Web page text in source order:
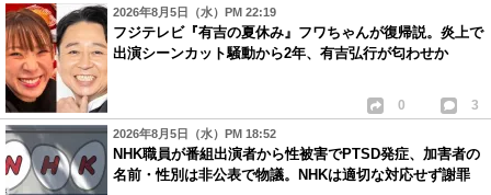
2026年8月5日（水）PM 22:19
フジテレビ『有吉の夏休み』フワちゃんが復帰説。炎上で
出演シーンカット騒動から2年、有吉弘行が匂わせか
0 3
2026年8月5日（水）PM 18:52
NHK職員が番組出演者から性被害でPTSD発症、加害者の
名前・性別は非公表で物議。NHKは適切な対応せず謝罪